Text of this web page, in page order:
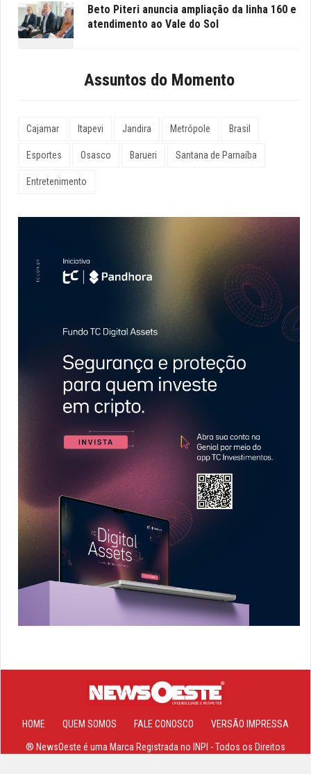
Beto Piteri anuncia ampliação da linha 160 e
atendimento ao Vale do Sol
Assuntos do Momento
Cajamar Itapevi Jandira Metrópole Brasil
Esportes Osasco Barueri Santana de Parnaíba
Entretenimento
HOME QUEM SOMOS FALE CONOSCO VERSÃO IMPRESSA
® NewsOeste é uma Marca Registrada no INPI - Todos os Direitos